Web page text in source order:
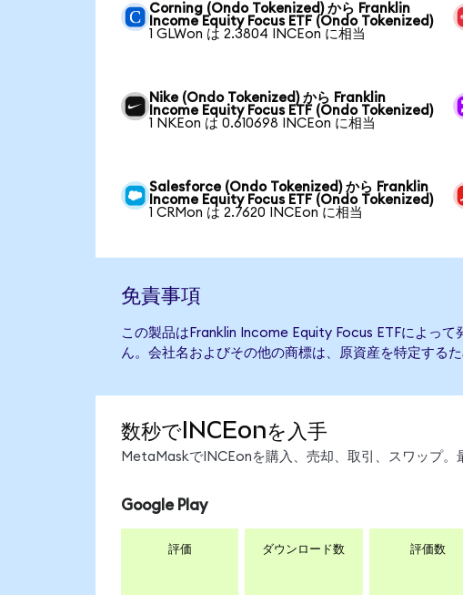
Corning (Ondo Tokenized) から Franklin
Income Equity Focus ETF (Ondo Tokenized)
1 GLWon は 2.3804 INCEon に相当
Nike (Ondo Tokenized) から Franklin
Income Equity Focus ETF (Ondo Tokenized)
1 NKEon は 0.610698 INCEon に相当
Salesforce (Ondo Tokenized) から Franklin
Income Equity Focus ETF (Ondo Tokenized)
1 CRMon は 2.7620 INCEon に相当
免責事項
この製品はFranklin Income Equity Focus ETFによっ
ん。会社名およびその他の商標は、原資産を特定する
数秒でINCEonを入手
MetaMaskでINCEonを購入、売却、取引、スワップ。
Google Play
評価 ダウンロード数 評価数